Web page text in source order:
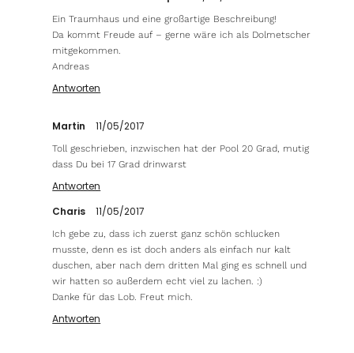
Ein Traumhaus und eine großartige Beschreibung!
Da kommt Freude auf – gerne wäre ich als Dolmetscher
mitgekommen.
Andreas
Antworten
Martin 11/05/2017
Toll geschrieben, inzwischen hat der Pool 20 Grad, mutig
dass Du bei 17 Grad drinwarst
Antworten
Charis
11/05/2017
Ich gebe zu, dass ich zuerst ganz schön schlucken
musste, denn es ist doch anders als einfach nur kalt
duschen, aber nach dem dritten Mal ging es schnell und
wir hatten so außerdem echt viel zu lachen. :)
Danke für das Lob. Freut mich.
Antworten